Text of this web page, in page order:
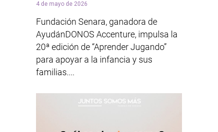
4 de mayo de 2026
Fundación Senara, ganadora de
AyudánDONOS Accenture, impulsa la
20ª edición de “Aprender Jugando”
para apoyar a la infancia y sus
familias....